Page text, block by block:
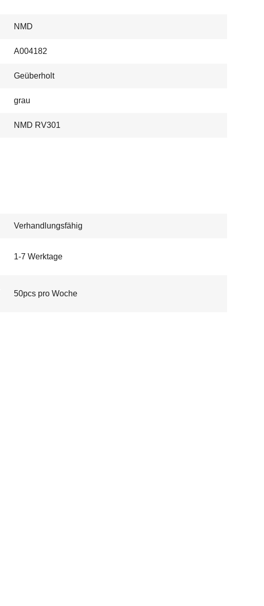
NMD
A004182
Geüberholt
grau
NMD RV301
Verhandlungsfähig
1-7 Werktage
50pcs pro Woche